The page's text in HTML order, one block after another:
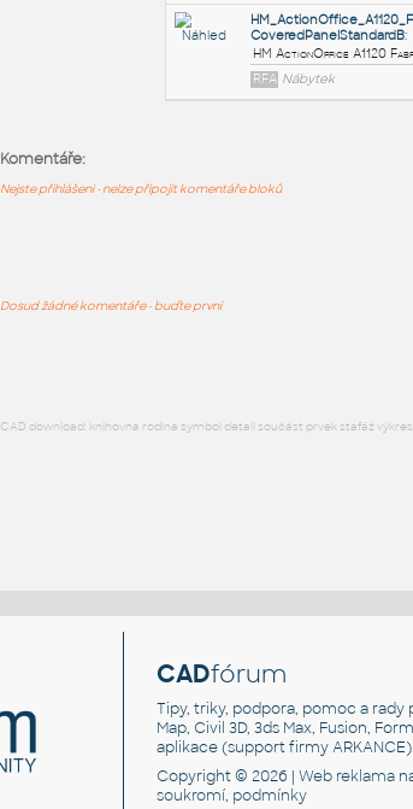
Komentáře:
Nejste přihlášeni - nelze připojit komentáře bloků
Dosud žádné komentáře - buďte první
CAD download: knihovna rodina symbol detail součást prvek stafáž
CADfórum
Tipy, triky, podpora, pomoc a rady
Map, Civil 3D, 3ds Max, Fusion,
aplikace (support firmy
Copyright © 2026 |Web reklama
soukromí, podmínky